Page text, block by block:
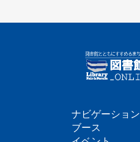
フ
ナビゲーション
ブース